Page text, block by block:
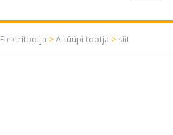
Elektritootja >A-tüüpi tootja > siit